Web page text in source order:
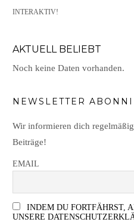
INTERAKTIV!
AKTUELL BELIEBT
Noch keine Daten vorhanden.
NEWSLETTER
Wir informieren dich
Beiträge!
EMAIL
INDEM DU FORTFÄHRST,
UNSERE